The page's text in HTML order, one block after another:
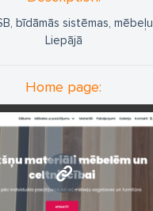
bīdāmās sistēmas,
Liepājā
Home page: